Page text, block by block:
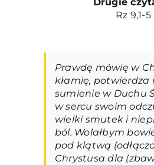
Rz 9,1-5
Prawdę mówię w
kłamię, potwierdza
sumienie w Duchu
w sercu swoim
wielki smutek i
ból. Wolałbym
pod klątwą
Chrystusa dla